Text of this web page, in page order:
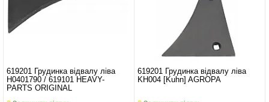
619201 Грудинка відвалу ліва
H0401790 / 619101 HEAVY-
PARTS ORIGINAL
619201 Грудинка відвалу ліва
KH004 [Kuhn] AGROPA